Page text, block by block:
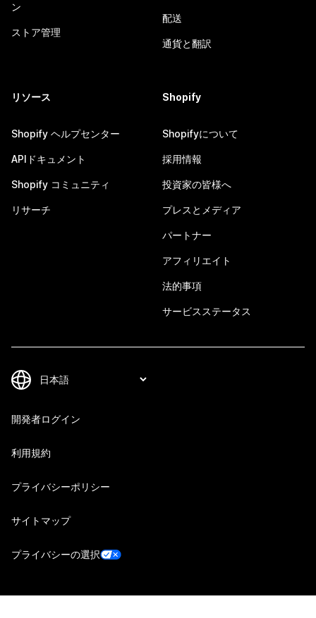
ン
ストア管理
配送
通貨と翻訳
リソース
Shopify ヘルプセンター
APIドキュメント
Shopify コミュニティ
リサーチ
Shopify
Shopifyについて
採用情報
投資家の皆様へ
プレスとメディア
パートナー
アフィリエイト
法的事項
サービスステータス
開発者ログイン
利用規約
プライバシーポリシー
サイトマップ
プライバシーの選択